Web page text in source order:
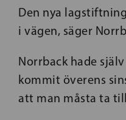
Den nya
i vägen, säger
Norrback hade
kommit överens
att man måsta ta